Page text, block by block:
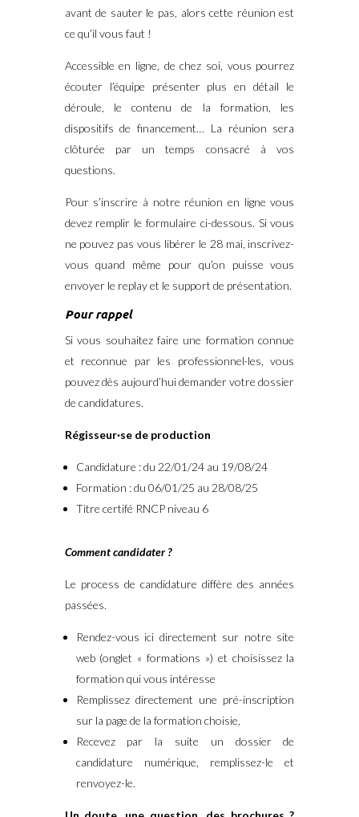
avant de sauter le pas, alors cette réunion est
ce qu’il vous faut !
Accessible en ligne, de chez soi, vous pourrez
écouter l’équipe présenter plus en détail le
déroule, le contenu de la formation, les
dispositifs de financement… La réunion sera
clôturée par un temps consacré à vos
questions.
Pour s’inscrire à notre réunion en ligne vous
devez remplir le formulaire ci-dessous. Si vous
ne pouvez pas vous libérer le 28 mai, inscrivez-
vous quand même pour qu’on puisse vous
envoyer le replay et le support de présentation.
Pour rappel
Si vous souhaitez faire une formation connue
et reconnue par les professionnel·les, vous
pouvez dès aujourd’hui demander votre dossier
de candidatures.
Régisseur·se de production
Candidature : du 22/01/24 au 19/08/24
Formation : du 06/01/25 au 28/08/25
Titre certifé RNCP niveau 6
Comment candidater ?
Le process de candidature diffère des années
passées.
Rendez-vous ici directement sur notre site
web (onglet « formations ») et choisissez la
formation qui vous intéresse
Remplissez directement une pré-inscription
sur la page de la formation choisie,
Recevez par la suite un dossier de
candidature numérique, remplissez-le et
renvoyez-le.